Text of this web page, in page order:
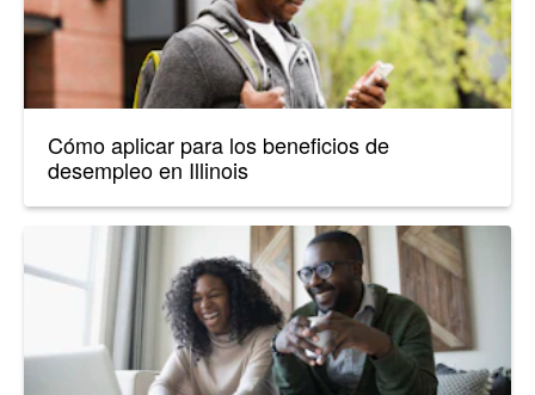
Cómo aplicar para los beneficios de
desempleo en Illinois